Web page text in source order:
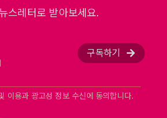
스레터로 받아보세요.
구독하기
이용과 광고성 정보 수신에 동의합니다.